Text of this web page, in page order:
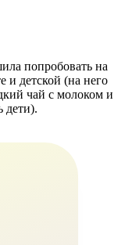
попробовать на
и детской (на него
чай с молоком и
дети).